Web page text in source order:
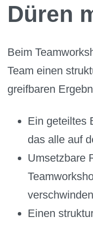
Düren
Beim
Team einen
greifbaren
Ein geteiltes
das alle auf
Umsetzbare
verschwinden
Einen